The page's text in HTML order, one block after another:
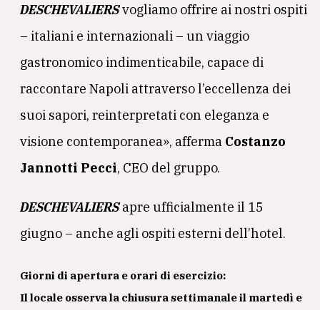
DESCHEVALIERSvogliamo offrire ai nostri ospiti
– italiani e internazionali – un viaggio
gastronomico indimenticabile, capace di
raccontare Napoli attraverso l’eccellenza dei
suoi sapori, reinterpretati con eleganza e
visione contemporanea», afferma Costanzo
Jannotti Pecci, CEO del gruppo.
DESCHEVALIERSapre ufficialmente il 15
giugno – anche agli ospiti esterni dell’hotel.
Giorni di apertura e orari di esercizio:
Il locale osserva la chiusura settimanale il martedì e